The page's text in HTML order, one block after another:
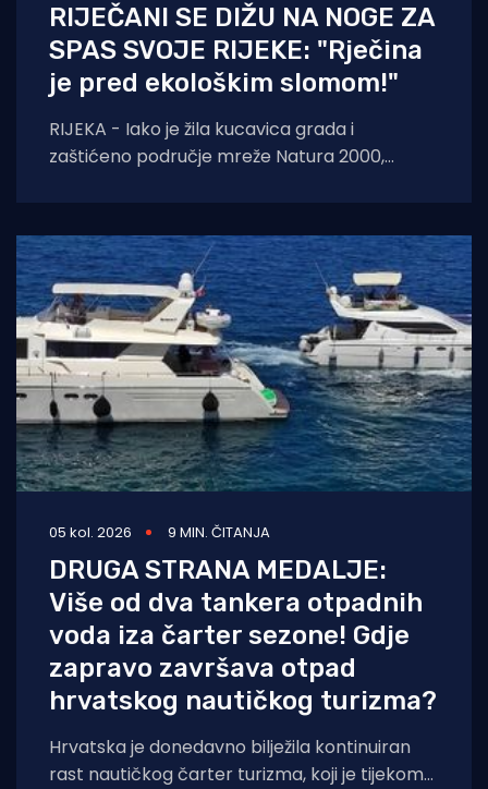
RIJEČANI SE DIŽU NA NOGE ZA
SPAS SVOJE RIJEKE: "Rječina
je pred ekološkim slomom!"
RIJEKA - Iako je žila kucavica grada i
zaštićeno područje mreže Natura 2000,
05 kol. 2026 9 MIN. ČITANJA
DRUGA STRANA MEDALJE:
Više od dva tankera otpadnih
voda iza čarter sezone! Gdje
zapravo završava otpad
hrvatskog nautičkog turizma?
Hrvatska je donedavno bilježila kontinuiran
rast nautičkog čarter turizma, koji je tijekom